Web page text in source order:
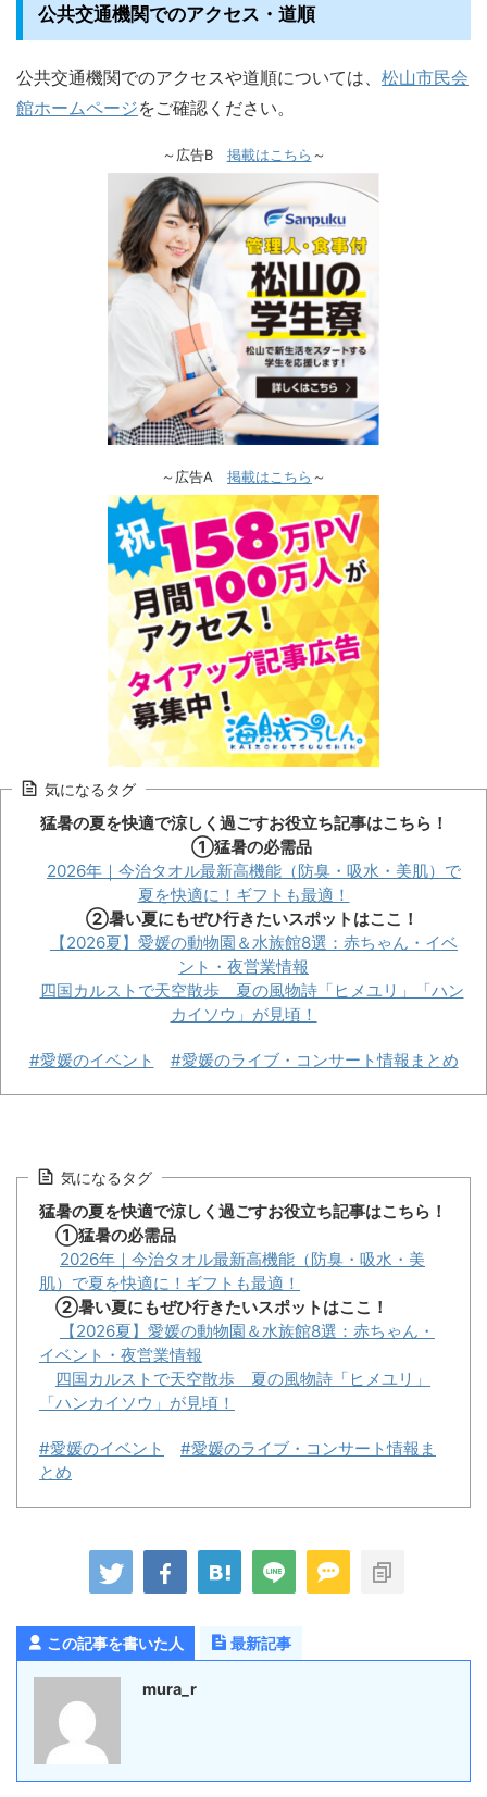
公共交通機関でのアクセス・道順
公共交通機関でのアクセスや道順については、 松山市民会
館ホームページをご確認ください。
～広告B 掲載はこちら ～
～広告A 掲載はこちら ～
気になるタグ
猛暑の夏を快適で涼しく過ごすお役立ち記事はこちら！
①猛暑の必需品
2026年｜今治タオル最新高機能（防臭・吸水・美肌）で
夏を快適に！ギフトも最適！
②暑い夏にもぜひ行きたいスポットはここ！
【2026夏】愛媛の動物園＆水族館8選：赤ちゃん・イベ
ント・夜営業情報
四国カルストで天空散歩 夏の風物詩「ヒメユリ」「ハン
カイソウ」が見頃！
#愛媛のイベント #愛媛のライブ・コンサート情報まとめ
気になるタグ
猛暑の夏を快適で涼しく過ごすお役立ち記事はこちら！
①猛暑の必需品
2026年｜今治タオル最新高機能（防臭・吸水・美
肌）で夏を快適に！ギフトも最適！
②暑い夏にもぜひ行きたいスポットはここ！
【2026夏】愛媛の動物園＆水族館8選：赤ちゃん・
イベント・夜営業情報
四国カルストで天空散歩 夏の風物詩「ヒメユリ」
「ハンカイソウ」が見頃！
#愛媛のイベント
#愛媛のライブ・コンサート情報ま
とめ
この記事を書いた人 最新記事
mura_r